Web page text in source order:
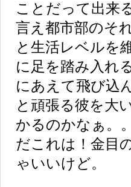
ことだって出来
言え都市部のそ
と生活レベルを
に足を踏み入れ
にあえて飛び込
と頑張る彼を大
かるのかなぁ。
だこれは！金目
ゃいいけど。